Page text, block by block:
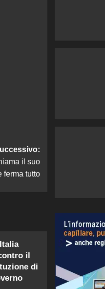
il suo
ferma tutto
il
di